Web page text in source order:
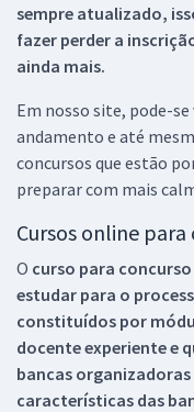
sempre atualizado,
fazer perder a
ainda mais.
Em nosso site, pode-
andamento e até
concursos que estão
preparar com mais
Cursos online para
O curso para
estudar para o
constituídos por
docente experiente e
bancas
características das